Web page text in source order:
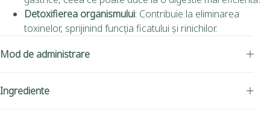
Detoxifierea organismului: Contribuie la eliminarea
toxinelor, sprijinind funcția ficatului și rinichilor.
Mod de administrare
Ingrediente